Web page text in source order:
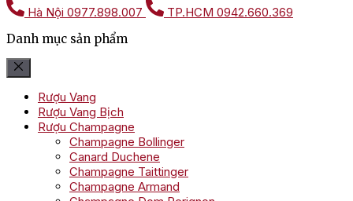
Hà Nội 0977.898.007 TP.HCM 0942.660.369
Danh mục sản phẩm
Rượu Vang
Rượu Vang Bịch
Rượu Champagne
Champagne Bollinger
Canard Duchene
Champagne Taittinger
Champagne Armand